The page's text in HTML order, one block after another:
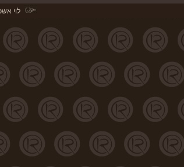
לוי אשכול 16, תל אביב, טל. 03-7444111, פקס. 03-6997586